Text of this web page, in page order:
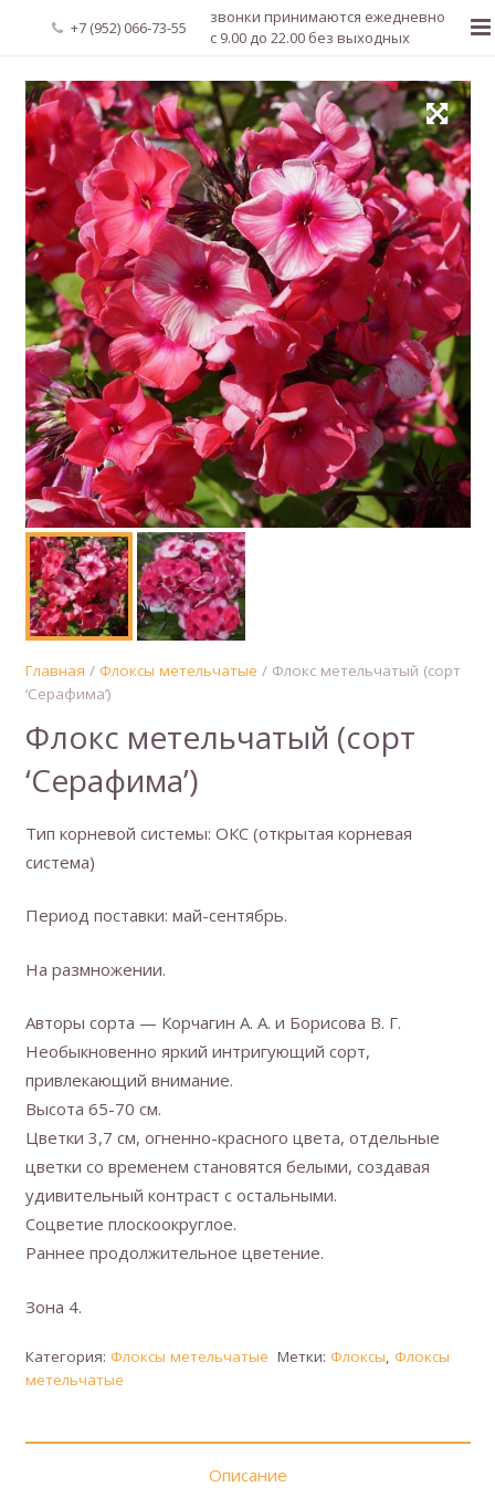
+7 (952) 066-73-55
звонки принимаются ежедневно
с 9.00 до 22.00 без выходных
Главная
О нас
Новости
Каталог растений
Доставка и оплата
Мой аккаунт
Регистрация
Главная / Флоксы метельчатые / Флокс метельчатый (сорт
‘Серафима’)
Флокс метельчатый (сорт
‘Серафима’)
Тип корневой системы: ОКС (открытая корневая
система)
Период поставки: май-сентябрь.
На размножении.
Авторы сорта — Корчагин А. А. и Борисова В. Г.
Необыкновенно яркий интригующий сорт,
привлекающий внимание.
Высота 65-70 см.
Цветки 3,7 см, огненно-красного цвета, отдельные
цветки со временем становятся белыми, создавая
удивительный контраст с остальными.
Соцветие плоскоокруглое.
Раннее продолжительное цветение.
Зона 4.
Категория: Флоксы метельчатые Метки: Флоксы, Флоксы
метельчатые
Описание